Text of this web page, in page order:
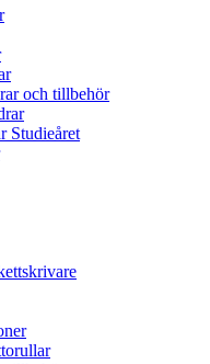
och tillbehör
Studieåret